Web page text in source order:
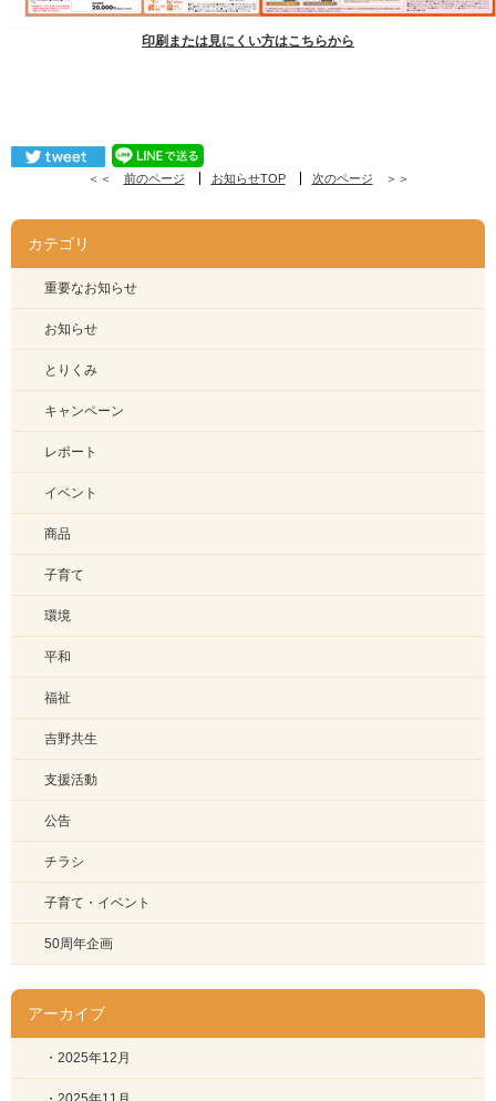
印刷または見にくい方はこちらから
＜＜ 前のページ お知らせTOP 次のページ ＞＞
カテゴリ
重要なお知らせ
お知らせ
とりくみ
キャンペーン
レポート
イベント
商品
子育て
環境
平和
福祉
吉野共生
支援活動
公告
チラシ
子育て・イベント
50周年企画
アーカイブ
・2025年12月